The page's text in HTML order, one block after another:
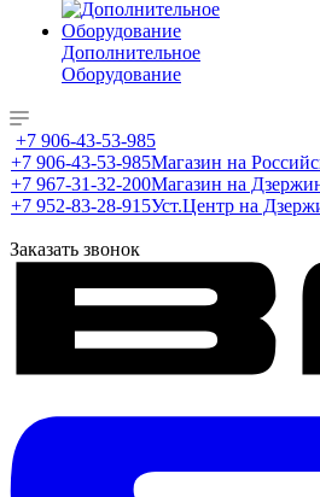
Дополнительное
Оборудование
+7 906-43-53-985
+7 906-43-53-985Магазин на
+7 967-31-32-200Магазин на
+7 952-83-28-915Уст.Центр на
Заказать звонок